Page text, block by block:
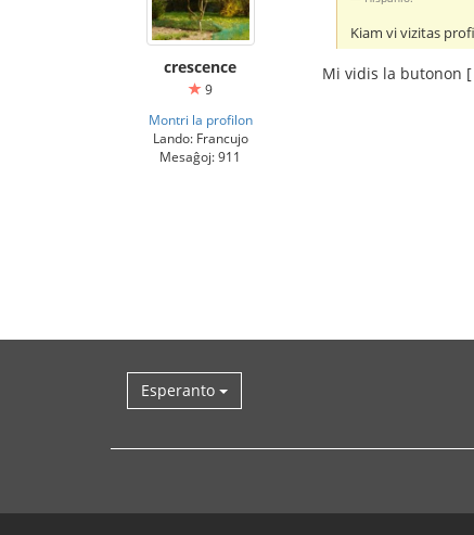
crescence
9
Montri la profilon
Lando: Francujo
Mesaĝoj: 911
Kiam vi vizitas
Mi vidis la butonon
Esperanto